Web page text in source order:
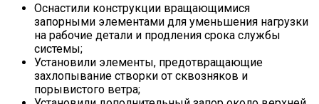
Оснастили конструкции вращающимися
запорными элементами для уменьшения нагрузки
на рабочие детали и продления срока службы
системы;
Установили элементы, предотвращающие
захлопывание створки от сквозняков и
порывистого ветра;